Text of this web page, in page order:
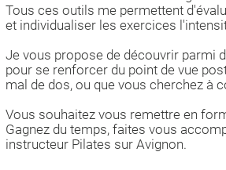
Tous ces outils me permettent
et individualiser les exercices
Je vous propose de découvrir parmi
pour se renforcer du point de vue
mal de dos, ou que vous cherchez à
Vous souhaitez vous remettre en
Gagnez du temps, faites vous
instructeur Pilates sur Avignon.